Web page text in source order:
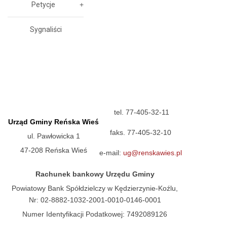
Petycje
Sygnaliści
Urząd Gminy Reńska Wieś
ul. Pawłowicka 1
47-208 Reńska Wieś
tel. 77-405-32-11
faks. 77-405-32-10
e-mail: ug@renskawies.pl
Rachunek bankowy Urzędu Gminy
Powiatowy Bank Spółdzielczy w Kędzierzynie-Koźlu,
Nr: 02-8882-1032-2001-0010-0146-0001
Numer Identyfikacji Podatkowej: 7492089126